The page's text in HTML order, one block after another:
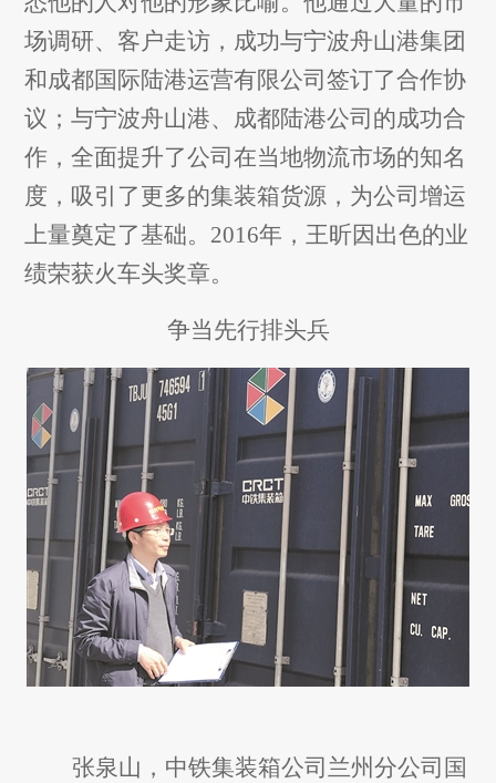
场调研、客户走访，成功与宁波舟山港集团
和成都国际陆港运营有限公司签订了合作协
议；与宁波舟山港、成都陆港公司的成功合
作，全面提升了公司在当地物流市场的知名
度，吸引了更多的集装箱货源，为公司增运
上量奠定了基础。2016年，王昕因出色的业
绩荣获火车头奖章。
争当先行排头兵
张泉山，中铁集装箱公司兰州分公司国